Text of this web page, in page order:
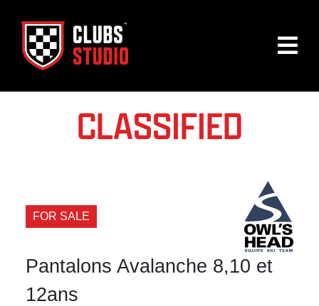
CLASSIFIED
FOR SALE
Pantalons Avalanche 8,10 et
12ans